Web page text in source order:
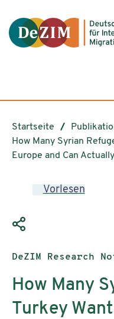
Startseite
How Many Syrian
Europe and Can
Vorlesen
Publikationstyp:
DeZIM Research
How Many
Turkey